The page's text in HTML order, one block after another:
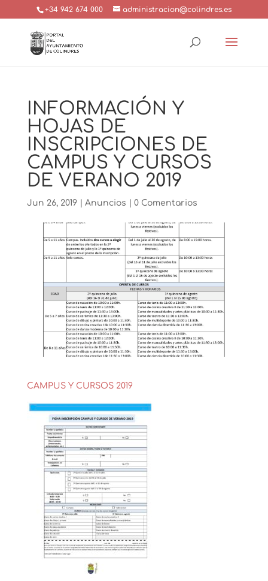
+34 942 674 000 administracion@colindres.es
INFORMACIÓN Y
HOJAS DE
INSCRIPCIONES DE
CAMPUS Y CURSOS
DE VERANO 2019
Jun 26, 2019| Anuncios 0 Comentarios
CAMPUS Y CURSOS 2019